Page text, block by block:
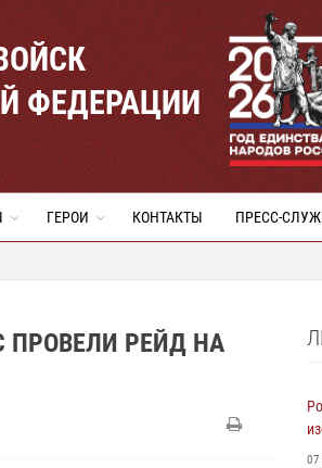
ФЕДЕРАЦИИ
ГЕРОИ КОНТАКТЫ ПРЕСС-
ПРОВЕЛИ РЕЙД НА